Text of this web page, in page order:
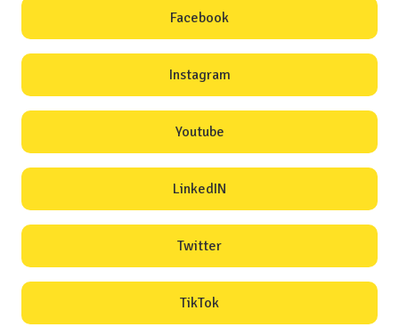
Facebook
Instagram
Youtube
LinkedIN
Twitter
TikTok